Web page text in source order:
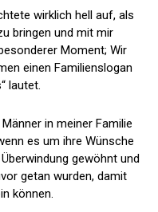
wirklich hell auf, als
bringen und mit mir
Moment; Wir
einen Familienslogan
lautet.
in meiner Familie
es um ihre Wünsche
gewöhnt und
getan wurden, damit
können.